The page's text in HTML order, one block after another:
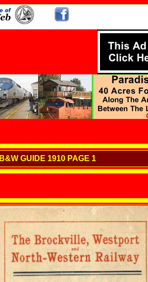
B&W GUIDE 1910 PAGE 1